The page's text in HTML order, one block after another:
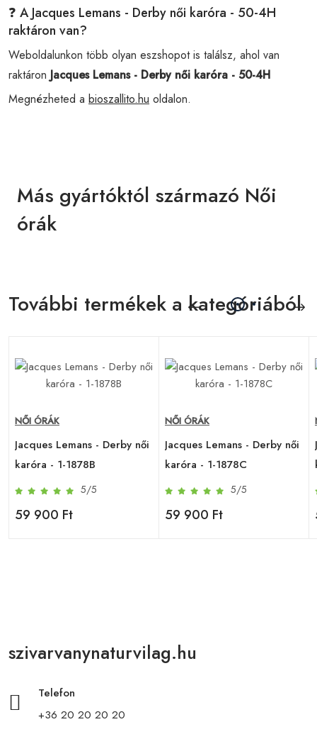
❓ A Jacques Lemans - Derby női karóra - 50-4H
raktáron van?
Weboldalunkon több olyan eszshopot is találsz, ahol van
raktáron Jacques Lemans - Derby női karóra - 50-4H
Megnézheted a bioszallito.hu oldalon.
Más gyártóktól származó Női
órák
További termékek a kategóriából
NŐI ÓRÁK
Jacques Lemans - Derby női
karóra - 1-1878B
5/5
59 900 Ft
NŐI ÓRÁK
Jacques Lemans - Derby női
karóra - 1-1878C
5/5
59 900 Ft
szivarvanynaturvilag.hu
Telefon
+36 20 20 20 20